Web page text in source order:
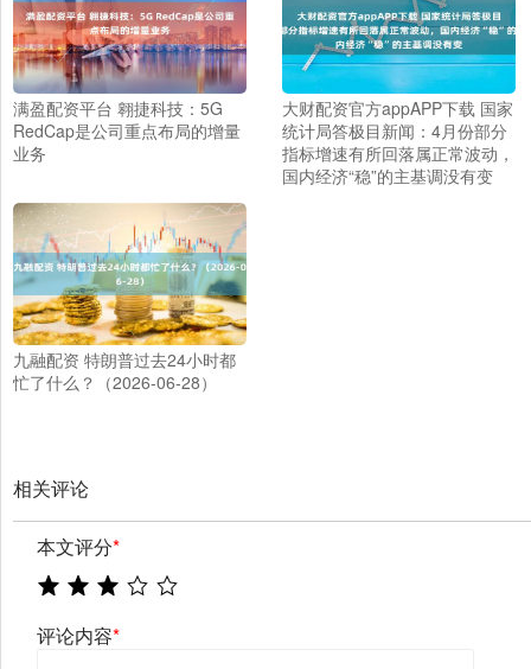
满盈配资平台 翱捷科技：5G
RedCap是公司重点布局的增量
业务
大财配资官方appAPP下载 国家
统计局答极目新闻：4月份部分
指标增速有所回落属正常波动，
国内经济“稳”的主基调没有变
九融配资 特朗普过去24小时都
忙了什么？（2026-06-28）
相关评论
本文评分*
评论内容*